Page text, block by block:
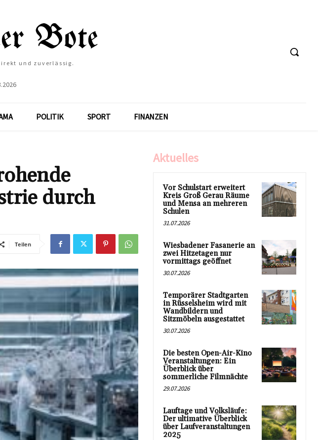
und zuverlässig.
POLITIK SPORT FINANZEN
durch
Teilen
Aktuelles
Vor Schulstart erweitert
Kreis Groß Gerau Räume
und Mensa an mehreren
Schulen
31.07.2026
Wiesbadener Fasanerie an
zwei Hitzetagen nur
vormittags geöffnet
30.07.2026
Temporärer Stadtgarten
in Rüsselsheim wird mit
Wandbildern und
Sitzmöbeln ausgestattet
30.07.2026
Die besten Open-Air-Kino
Veranstaltungen: Ein
Überblick über
sommerliche Filmnächte
29.07.2026
Lauftage und Volksläufe:
Der ultimative Überblick
über Laufveranstaltungen
2025